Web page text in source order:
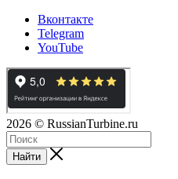
Вконтакте
Telegram
YouTube
2026 © RussianTurbine.ru
Найти